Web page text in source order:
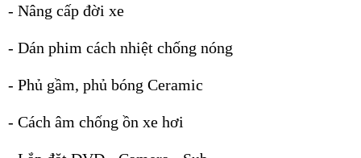
- Nâng cấp đời xe
- Dán phim cách nhiệt chống nóng
- Phủ gầm, phủ bóng Ceramic
- Cách âm chống ồn xe hơi